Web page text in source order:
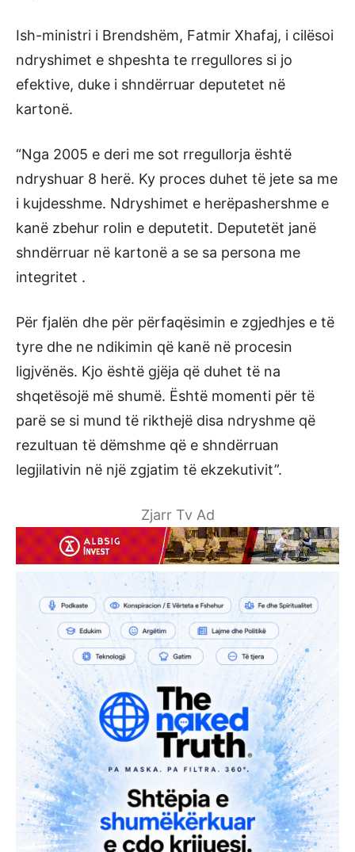
Ish-ministri i Brendshëm, Fatmir Xhafaj, i cilësoi
ndryshimet e shpeshta te rregullores si jo
efektive, duke i shndërruar deputetet në
kartonë.
“Nga 2005 e deri me sot rregullorja është
ndryshuar 8 herë. Ky proces duhet të jete sa me
i kujdesshme. Ndryshimet e herëpashershme e
kanë zbehur rolin e deputetit. Deputetët janë
shndërruar në kartonë a se sa persona me
integritet .
Për fjalën dhe për përfaqësimin e zgjedhjes e të
tyre dhe ne ndikimin që kanë në procesin
ligjvënës. Kjo është gjëja që duhet të na
shqetësojë më shumë. Është momenti për të
parë se si mund të rikthejë disa ndryshme që
rezultuan të dëmshme që e shndërruan
legjilativin në një zgjatim të ekzekutivit”.
Zjarr Tv Ad